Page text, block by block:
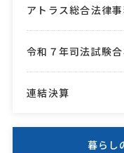
アトラス総合法律
令和７年司法試験
連結決算
暮らし